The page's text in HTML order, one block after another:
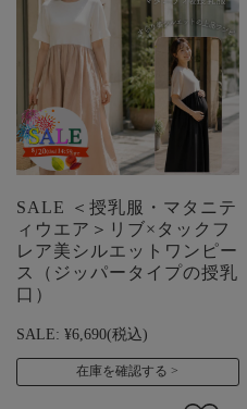
SALE ＜授乳服・マタニテ
ィウエア＞リブ×タックフ
レア美シルエットワンピー
ス（ジッパータイプの授乳
口）
SALE: ¥6,690(税込)
在庫を確認する